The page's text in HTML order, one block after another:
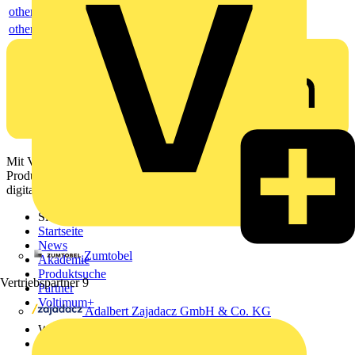
Zumtobel
Vertriebspartner 9
Adalbert Zajadacz GmbH & Co. KG
others
others
Mit Voltimum erhalten Elektrofachkräfte Zugang zu Branchennews,
Produktinformationen, Schulungen und Tools – alles auf einer
digitalen Plattform und Community.
Sitemap
Startseite
News
Akademie
Produktsuche
Partner
Voltimum+
Weitere Links